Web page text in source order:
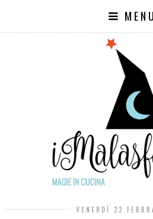
MENU
VENERDÌ 22